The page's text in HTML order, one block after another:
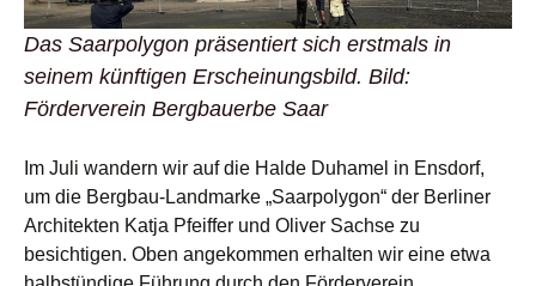
Das Saarpolygon präsentiert sich erstmals in
seinem künftigen Erscheinungsbild. Bild:
Förderverein Bergbauerbe Saar
Im Juli wandern wir auf die Halde Duhamel in Ensdorf,
um die Bergbau-Landmarke „Saarpolygon“ der Berliner
Architekten Katja Pfeiffer und Oliver Sachse zu
besichtigen. Oben angekommen erhalten wir eine etwa